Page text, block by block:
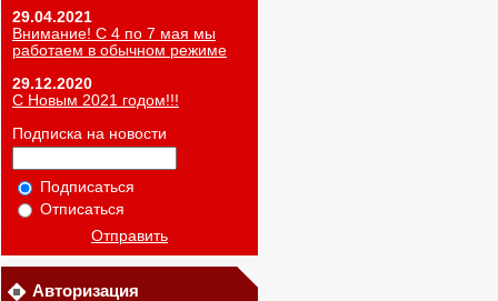
29.04.2021
Внимание! С 4 по 7 мая мы
работаем в обычном режиме
29.12.2020
С Новым 2021 годом!!!
Подписка на новости
Подписаться
Отписаться
Отправить
Авторизация